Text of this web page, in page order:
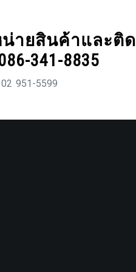
น่ายสินค้าและติด
341-8835
951-5599